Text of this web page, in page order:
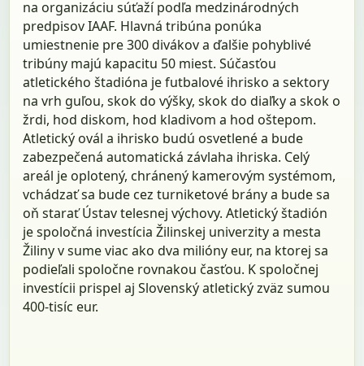
na organizáciu súťaží podľa medzinárodných
predpisov IAAF. Hlavná tribúna ponúka
umiestnenie pre 300 divákov a ďalšie pohyblivé
tribúny majú kapacitu 50 miest. Súčasťou
atletického štadióna je futbalové ihrisko a sektory
na vrh guľou, skok do výšky, skok do diaľky a skok o
žrdi, hod diskom, hod kladivom a hod oštepom.
Atletický ovál a ihrisko budú osvetlené a bude
zabezpečená automatická závlaha ihriska. Celý
areál je oplotený, chránený kamerovým systémom,
vchádzať sa bude cez turniketové brány a bude sa
oň starať Ústav telesnej výchovy. Atletický štadión
je spoločná investícia Žilinskej univerzity a mesta
Žiliny v sume viac ako dva milióny eur, na ktorej sa
podieľali spoločne rovnakou časťou. K spoločnej
investícii prispel aj Slovenský atletický zväz sumou
400-tisíc eur.